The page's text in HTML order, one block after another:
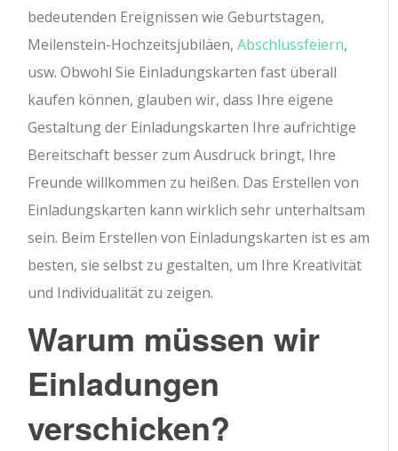
bedeutenden Ereignissen wie Geburtstagen,
Meilenstein-Hochzeitsjubiläen,Abschlussfeiern,
usw. Obwohl Sie Einladungskarten fast überall
kaufen können, glauben wir, dass Ihre eigene
Gestaltung der Einladungskarten Ihre aufrichtige
Bereitschaft besser zum Ausdruck bringt, Ihre
Freunde willkommen zu heißen. Das Erstellen von
Einladungskarten kann wirklich sehr unterhaltsam
sein. Beim Erstellen von Einladungskarten ist es am
besten, sie selbst zu gestalten, um Ihre Kreativität
und Individualität zu zeigen.
Warum müssen wir
Einladungen
verschicken?